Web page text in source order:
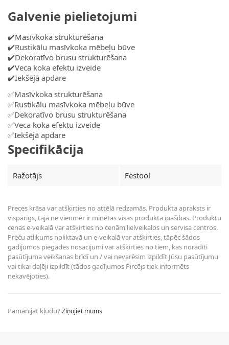
Galvenie pielietojumi
✔️Masīvkoka strukturēšana
✔️Rustikālu masīvkoka mēbeļu būve
✔️Dekoratīvo brusu strukturēšana
✔️Veca koka efektu izveide
✔️Iekšējā apdare
✅Masīvkoka strukturēšana
✅Rustikālu masīvkoka mēbeļu būve
✅Dekoratīvo brusu strukturēšana
✅Veca koka efektu izveide
✅Iekšējā apdare
Specifikācija
Ražotājs Festool
Preces krāsa var atšķirties no attēlā redzamās. Produkta apraksts ir
vispārīgs, tajā ne vienmēr ir minētas visas produkta īpašības. Produktu
cenas e-veikalā var atšķirties no cenām lielveikalos un servisa centros.
Preču atlikums noliktavā un e-veikalā var atšķirties, tāpēc šādos
gadījumos piegādes nosacījumi var atšķirties no tiem, kas norādīti
pasūtījuma veikšanas brīdī un / vai nevarēsim izpildīt Jūsu pasūtījumu
vai tikai daļēji izpildīt (tādos gadījumos Pircējs tiek informēts
nekavējoties).
Pamanījāt kļūdu?Ziņojiet mums